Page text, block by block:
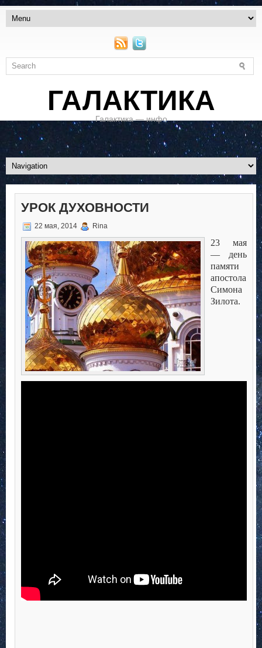
ГАЛАКТИКА
Галактика — инфо
УРОК ДУХОВНОСТИ
22 мая, 2014 Rina
23 мая
— день
памяти
апостола
Симона
Зилота.